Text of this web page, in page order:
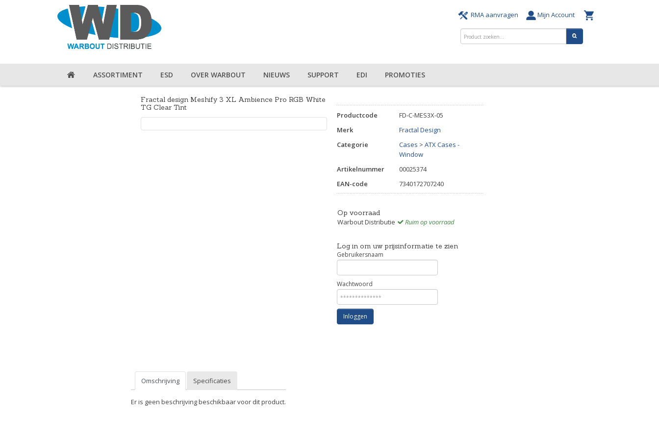
RMA aanvragen Mijn Account
ASSORTIMENT ESD OVER WARBOUT NIEUWS SUPPORT EDI PROMOTIES
Fractal design Meshify 3 XL Ambience Pro RGB White
TG Clear Tint
Productcode
FD-C-MES3X-05
Merk
Fractal Design
Categorie
Cases > ATX Cases -
Window
Artikelnummer
00025374
EAN-code
7340172707240
Op voorraad
Warbout Distributie
Ruim op voorraad
Log in om uw prijsinformatie te zien
Gebruikersnaam
Wachtwoord
Inloggen
Omschrijving Specificaties
Er is geen beschrijving beschikbaar voor dit product.